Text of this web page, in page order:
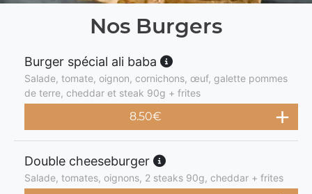
Nos Burgers
Burger spécial ali baba
Salade, tomate, oignon, cornichons, œuf, galette pommes
de terre, cheddar et steak 90g + frites
8.50€
Double cheeseburger
Salade, tomates, oignons, 2 steaks 90g, cheddar + frites